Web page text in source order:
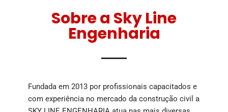
Sobre a Sky Line
Engenharia
Fundada em 2013 por profissionais capacitados e
com experiência no mercado da construção civil a